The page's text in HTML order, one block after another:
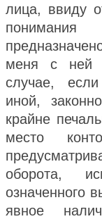
лица, ввиду
меня с ней
случае,
иной,
крайне
место
оборота,
означенного
явное